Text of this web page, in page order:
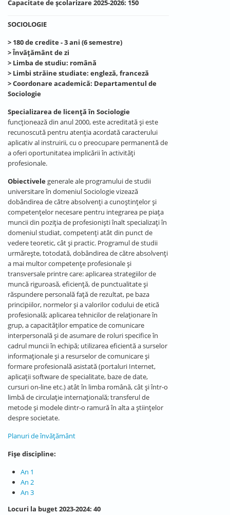
Capacitate de școlarizare 2025-2026: 150
SOCIOLOGIE
> 180 de credite - 3 ani (6 semestre)
> Învățământ de zi
> Limba de studiu: română
> Limbi străine studiate: engleză, franceză
> Coordonare academică: Departamentul de
Sociologie
Specializarea de licență în Sociologie
funcționează din anul 2000, este acreditată și este
recunoscută pentru atenția acordată caracterului
aplicativ al instruirii, cu o preocupare permanentă de
a oferi oportunitatea implicării în activități
profesionale.
Obiectivelegenerale ale programului de studii
universitare în domeniul Sociologie vizează
dobândirea de către absolvenți a cunoștințelor și
competențelor necesare pentru integrarea pe piața
muncii din poziția de profesioniști înalt specializați în
domeniul studiat, competenți atât din punct de
vedere teoretic, cât și practic. Programul de studii
urmărește, totodată, dobândirea de către absolvenți
a mai multor competențe profesionale și
transversale printre care: aplicarea strategiilor de
muncă riguroasă, eficiență, de punctualitate și
răspundere personală față de rezultat, pe baza
principiilor, normelor și a valorilor codului de etică
profesională; aplicarea tehnicilor de relaționare în
grup, a capacităților empatice de comunicare
interpersonală și de asumare de roluri specifice în
cadrul muncii în echipă; utilizarea eficientă a surselor
informaționale și a resurselor de comunicare și
formare profesională asistată (portaluri Internet,
aplicații software de specialitate, baze de date,
cursuri on-line etc.) atât în limba română, cât și într-o
limbă de circulație internațională; transferul de
metode și modele dintr-o ramură în alta a științelor
despre societate.
Planuri de învățământ
Fișe discipline:
An 1
An 2
An 3
Locuri la buget 2023-2024: 40